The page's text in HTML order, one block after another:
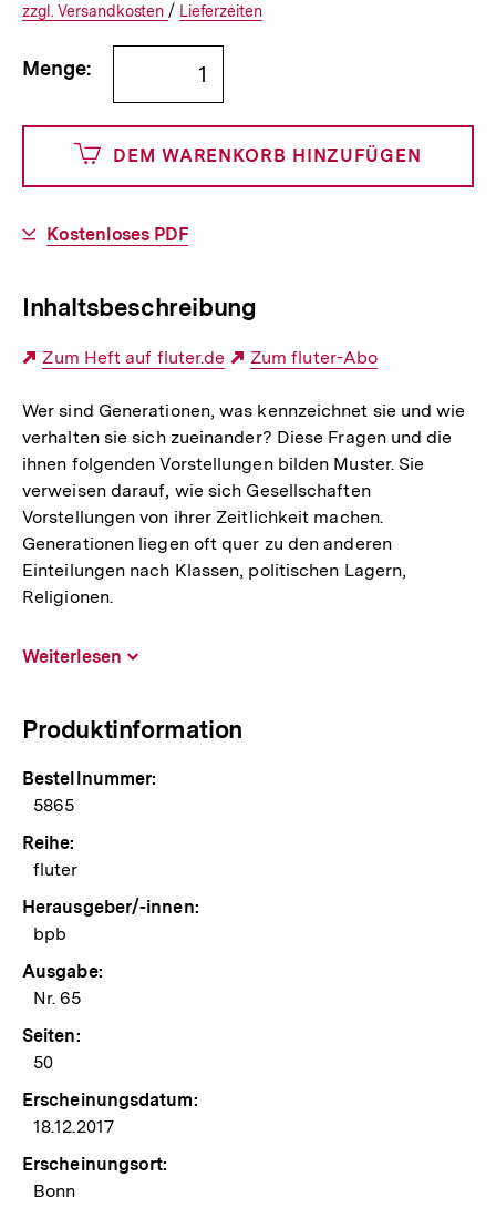
€
und
0
Cents
Versandkosten
Interner
Informationen
den
zzgl. zuzüglichen
Versandkosten / Interner
Informationen
Lieferzeiten
Bestellmenge
angeben
Menge:
DEM WARENKORB HINZUFÜGEN
Download-
Kostenloses PDF
Inhaltsbeschreibung
Externer
Zum Heft auf fluter.de
Externer
Zum fluter-Abo
Wer sind Generationen, was kennzeichnet sie und wie
verhalten sie sich zueinander? Diese Fragen und die
ihnen folgenden Vorstellungen bilden Muster. Sie
verweisen darauf, wie sich Gesellschaften
Vorstellungen von ihrer Zeitlichkeit machen.
Generationen liegen oft quer zu den anderen
Einteilungen nach Klassen, politischen Lagern,
Religionen.
Weiterlesen
Produktinformation
Bestellnummer:
5865
Reihe:
fluter
Herausgeber/-innen:
bpb
Ausgabe:
Nr. 65
Seiten:
50
Erscheinungsdatum:
18.12.2017
Erscheinungsort:
Bonn